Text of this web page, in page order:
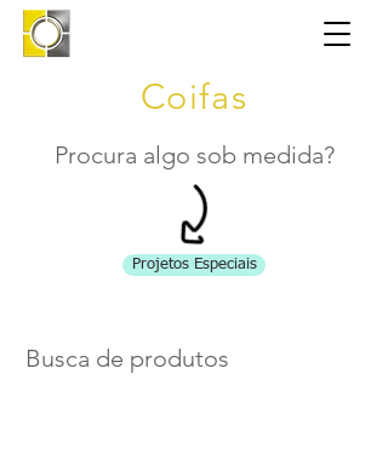
Coifas
Procura algo sob medida?
Projetos Especiais
Busca de produtos